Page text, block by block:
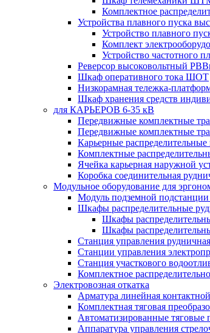
Комплектное
Устройства плавного пуска
Устройство плавного
Комплект
Устройство частотного
Реверсор высоковольтный
Шкаф оперативного тока ШОТ
Низкорамная тележка-
Шкаф хранения средств
для КАРЬЕРОВ 6-35 кВ
Передвижные комплектные
Передвижные комплектные
Карьерные
Комплектные
Ячейка карьерная наружной
Коробка соединительная
Модульное оборудование для
Модуль подземной
Шкафы распределительные
Шкафы
Шкафы
Станция управления
Станции управления
Станция участкового
Комплектное
Электровозная откатка
Арматура линейная
Комплектная тяговая
Автоматизированные
Аппаратура управления